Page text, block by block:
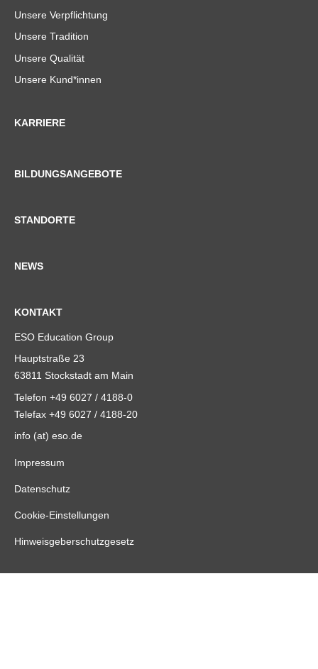
Unsere Verpflichtung
Unsere Tradition
Unsere Qualität
Unsere Kund*innen
KARRIERE
BILDUNGSANGEBOTE
STANDORTE
NEWS
KONTAKT
ESO Education Group
Hauptstraße 23
63811 Stockstadt am Main
Telefon +49 6027 / 4188-0
Telefax +49 6027 / 4188-20
info (at) eso.de
Impressum
Datenschutz
Cookie-Einstellungen
Hinweisgeberschutzgesetz